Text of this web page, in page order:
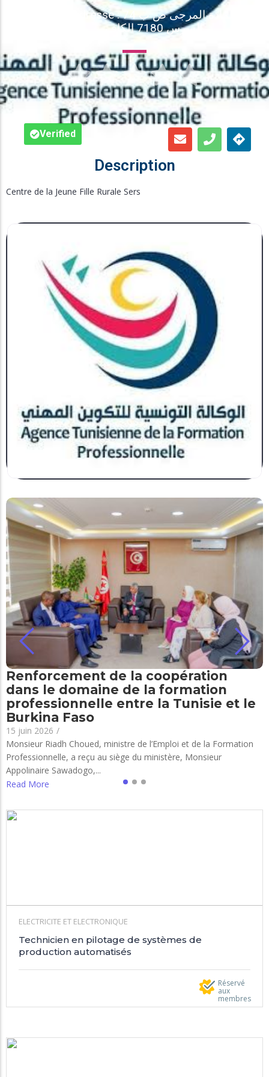
Inscription en Ligne
Foire aux Questions
Adresse : عمادة المرجى ص ب 74
السرس 7180 الكاف

Verified
Description
Centre de la Jeune Fille Rurale Sers
Renforcement de la coopération
dans le domaine de la formation
professionnelle entre la Tunisie et le
Burkina Faso
15 juin 2026 /
Monsieur Riadh Choued, ministre de l’Emploi et de la Formation
Professionnelle, a reçu au siège du ministère, Monsieur
Appolinaire Sawadogo,...
Read More
ELECTRICITE ET ELECTRONIQUE
Technicien en pilotage de systèmes de
production automatisés
Réservé
aux
membres